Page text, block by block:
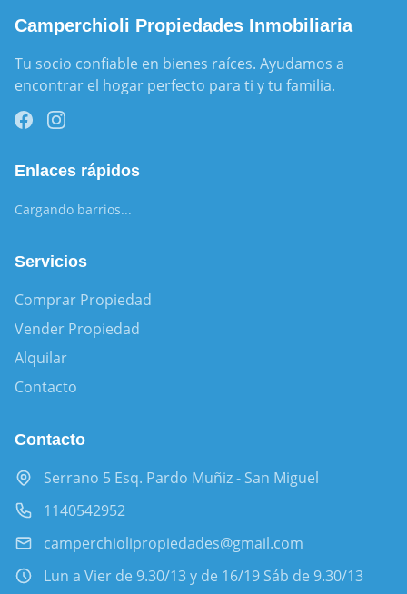
Camperchioli Propiedades Inmobiliaria
Tu socio confiable en bienes raíces. Ayudamos a
encontrar el hogar perfecto para ti y tu familia.
Enlaces rápidos
Cargando barrios...
Servicios
Comprar Propiedad
Vender Propiedad
Alquilar
Contacto
Contacto
Serrano 5 Esq. Pardo Muñiz - San Miguel
1140542952
camperchiolipropiedades@gmail.com
Lun a Vier de 9.30/13 y de 16/19 Sáb de 9.30/13